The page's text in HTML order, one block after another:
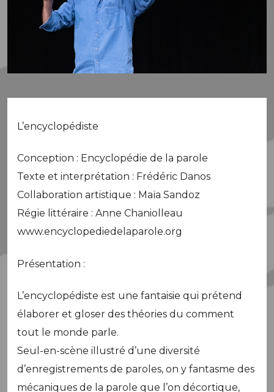
L’encyclopédiste
Conception : Encyclopédie de la parole
Texte et interprétation : Frédéric Danos
Collaboration artistique : Maïa Sandoz
Régie littéraire : Anne Chaniolleau
www.encyclopediedelaparole.org
Présentation :
L’encyclopédiste est une fantaisie qui prétend
élaborer et gloser des théories du comment
tout le monde parle.
Seul-en-scène illustré d’une diversité
d’enregistrements de paroles, on y fantasme des
mécaniques de la parole que l’on décortique,